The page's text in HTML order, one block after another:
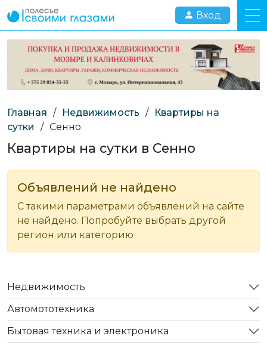
Вход
Главная / Недвижимость /
Квартиры на
сутки
/ Сенно
Квартиры на сутки в Сенно
Объявлений не найдено
С такими параметрами объявлений на сайте
не найдено. Попробуйте выбрать другой
регион или категорию
Недвижимость
Автомототехника
Бытовая техника и электроника